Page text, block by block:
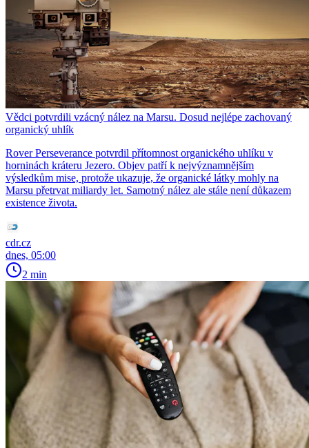
Vědci potvrdili vzácný nález na Marsu. Dosud nejlépe zachovaný
organický uhlík
Rover Perseverance potvrdil přítomnost organického uhlíku v
horninách kráteru Jezero. Objev patří k nejvýznamnějším
výsledkům mise, protože ukazuje, že organické látky mohly na
Marsu přetrvat miliardy let. Samotný nález ale stále není důkazem
existence života.
cdr.cz
dnes, 05:00
2 min